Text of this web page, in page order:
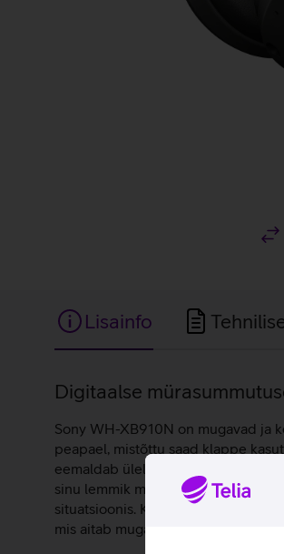
Lisainfo
Lisainfo
Digitaalse
Sony WH-XB910N on mugavad ja
peapael, mistõttu saad klappe
eemaldab üleliigse taustamüra, et
sinu lemmik muusikapala.
situatsioonis. Klappide paremal
mis aitab mugavalt teha käed-